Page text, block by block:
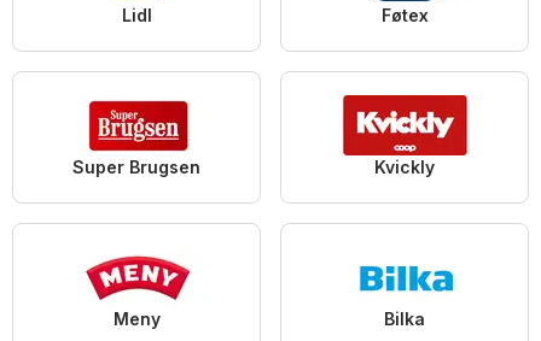
Lidl Føtex
Super Brugsen Kvickly
Meny Bilka